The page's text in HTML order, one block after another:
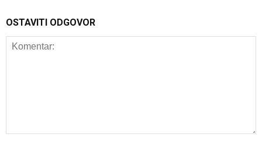
OSTAVITI ODGOVOR